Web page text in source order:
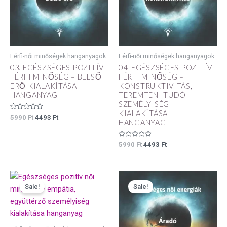
Férfi-női minőségek hanganyagok
03. EGÉSZSÉGES POZITÍV
FÉRFI MINŐSÉG – BELSŐ
ERŐ KIALAKÍTÁSA
HANGANYAG
Értékelés:
0
5990Ft 4493 Ft
Férfi-női minőségek hanganyagok
04. EGÉSZSÉGES POZITÍV
FÉRFI MINŐSÉG –
KONSTRUKTIVITÁS,
TEREMTENI TUDÓ
SZEMÉLYISÉG
KIALAKÍTÁSA
HANGANYAG
Értékelés:
0
5990Ft 4493 Ft
Sale!
Original
price
was:
5990 Ft.
Current
price
is:
4493 Ft.
Sale!price
was:
5990 Ft.
price
is:
4493 Ft.